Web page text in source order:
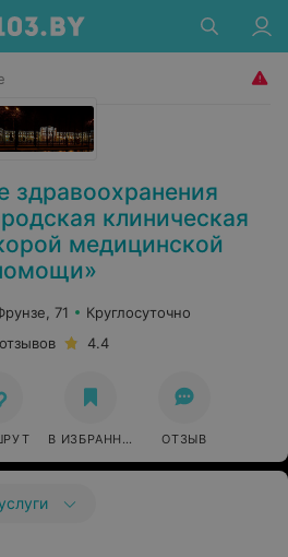
здравоохранения
клиническая
медицинской
71
Круглосуточно
4.4
В ИЗБРАННОЕ ОТЗЫВ